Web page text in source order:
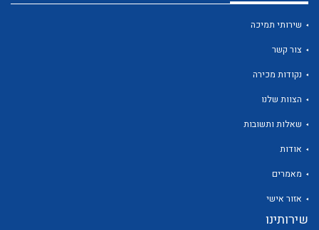
שירותי תמיכה
צור קשר
נקודות מכירה
הצוות שלנו
שאלות ותשובות
אודות
מאמרים
אזור אישי
שירותינו